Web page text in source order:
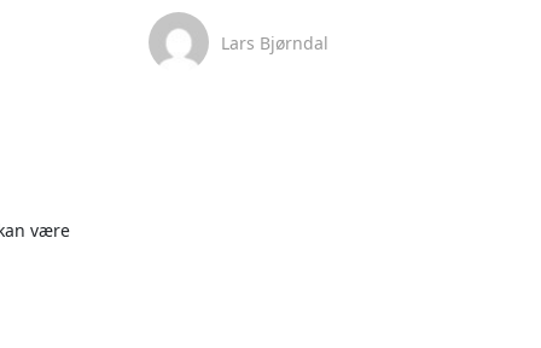
være
Lars Bjørndal